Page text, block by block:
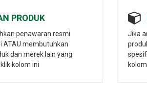
PRODUK
penawaran resmi
ATAU membutuhkan
dan merek lain yang
kolom ini
Jika